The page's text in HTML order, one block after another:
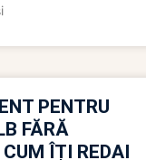
PENTRU
FĂRĂ
ÎȚI REDAI